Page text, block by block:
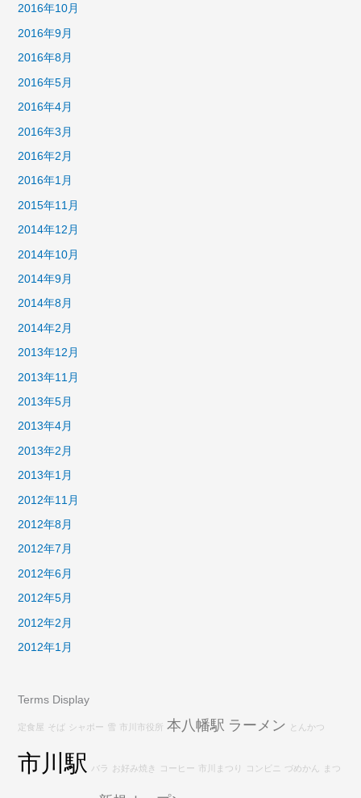
2016年10月
2016年9月
2016年8月
2016年5月
2016年4月
2016年3月
2016年2月
2016年1月
2015年11月
2014年12月
2014年10月
2014年9月
2014年8月
2014年2月
2013年12月
2013年11月
2013年5月
2013年4月
2013年2月
2013年1月
2012年11月
2012年8月
2012年7月
2012年6月
2012年5月
2012年2月
2012年1月
Terms Display
定食屋 そば シャポー 雪 市川市役所 本八幡駅 ラーメン とんかつ
市川駅 バラ お好み焼き コーヒー 市川まつり コンビニ づめかん まつ